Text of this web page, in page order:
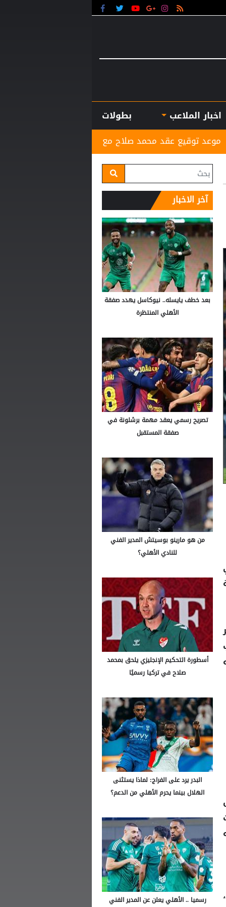
اخبار الملاعب
بطولات
لجنة أوضاع اللاعبين تصدر
صلاح مع طرابزون
آخر الاخبار
بعد خطف يايسله.. نيوكاسل يهدد صفقة
الأهلي المنتظرة
تصريح رسمي يعقد مهمة برشلونة في
صفقة المستقبل
من هو مارينو بوسيتش المدير الفني
للنادي الأهلي؟
أسطورة التحكيم الإنجليزي يلحق بمحمد
صلاح في تركيا رسميًا
البدر يرد على الفراج: لماذا يستثنى
الهلال بينما يحرم الأهلي من الدعم؟
رسميا .. الأهلي يعلن عن المدير الفني